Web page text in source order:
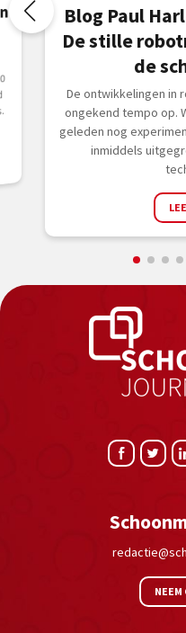
Blog Paul
De stille
de
De ontwikkelingen in
ongekend tempo op.
geleden nog
inmiddels
NEEM